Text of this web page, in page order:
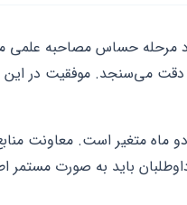
مرحله حساس مصاحبه علمی
دقت می‌سنجد. موفقیت در
ماه متغیر است. معاونت
باید به صورت مستمر